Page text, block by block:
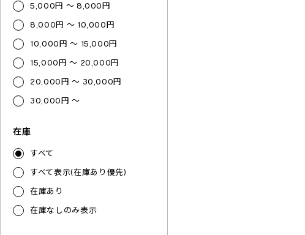
5,000円 ～ 8,000円
8,000円 ～ 10,000円
10,000円 ～ 15,000円
15,000円 ～ 20,000円
20,000円 ～ 30,000円
30,000円 ～
在庫
すべて
すべて表示(在庫あり優先)
在庫あり
在庫なしのみ表示